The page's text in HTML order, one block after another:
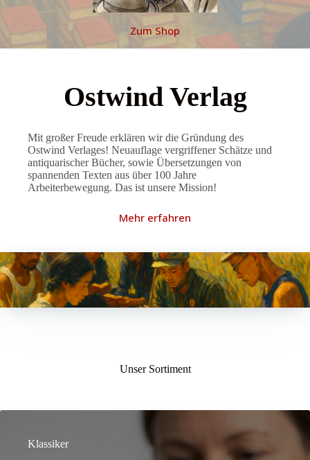
Zum Shop
Ostwind Verlag
Mit großer Freude erklären wir die Gründung des
Ostwind Verlages! Neuauflage vergriffener Schätze und
antiquarischer Bücher, sowie Übersetzungen von
spannenden Texten aus über 100 Jahre
Arbeiterbewegung. Das ist unsere Mission!
Mehr erfahren
Unser Sortiment
Klassiker